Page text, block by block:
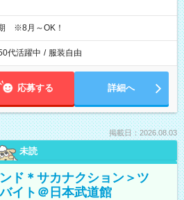
期 ※8月～OK！
代活躍中 / 服装自由
応募する 詳細へ
掲載日：2026.08.03
未読
ド＊サカナクション＞ツ
イト＠日本武道館